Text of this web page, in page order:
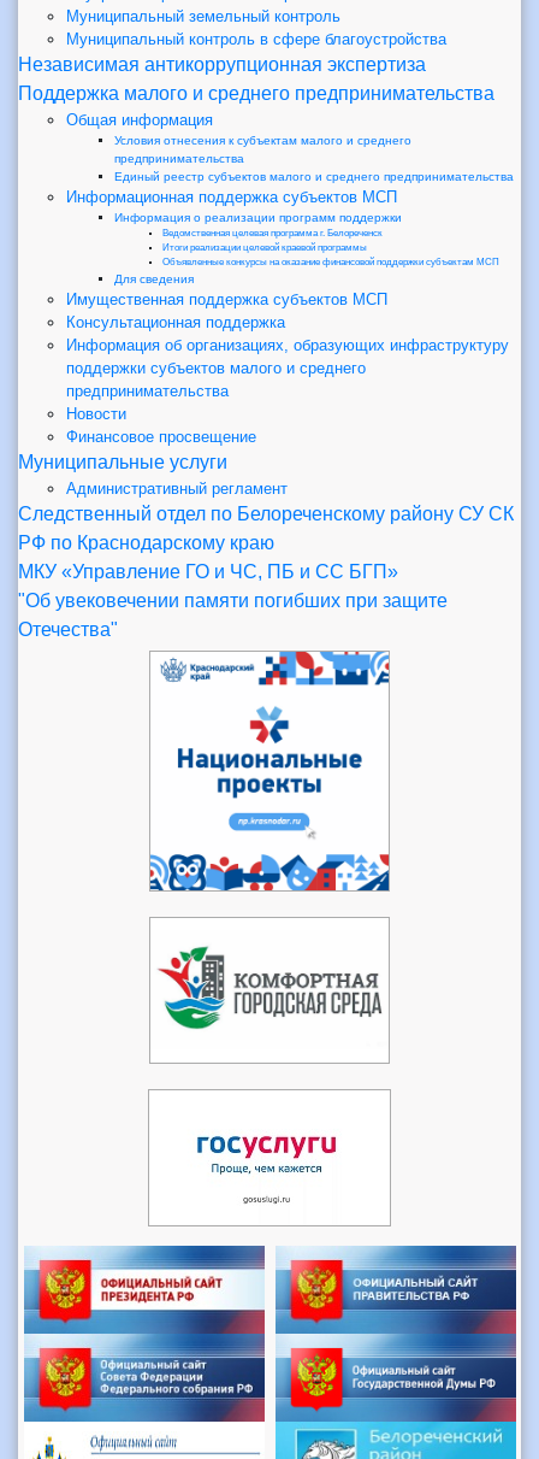
Муниципальный земельный контроль
Муниципальный контроль в сфере благоустройства
Независимая антикоррупционная экспертиза
Поддержка малого и среднего предпринимательства
Общая информация
Условия отнесения к субъектам малого и среднего
предпринимательства
Единый реестр субъектов малого и среднего предпринимательства
Информационная поддержка субъектов МСП
Информация о реализации программ поддержки
Ведомственная целевая программа г. Белореченск
Итоги реализации целевой краевой программы
Объявленные конкурсы на оказание финансовой поддержки субъектам МСП
Для сведения
Имущественная поддержка субъектов МСП
Консультационная поддержка
Информация об организациях, образующих инфраструктуру
поддержки субъектов малого и среднего
предпринимательства
Новости
Финансовое просвещение
Муниципальные услуги
Административный регламент
Следственный отдел по Белореченскому району СУ СК
РФ по Краснодарскому краю
МКУ «Управление ГО и ЧС, ПБ и СС БГП»
"Об увековечении памяти погибших при защите
Отечества"